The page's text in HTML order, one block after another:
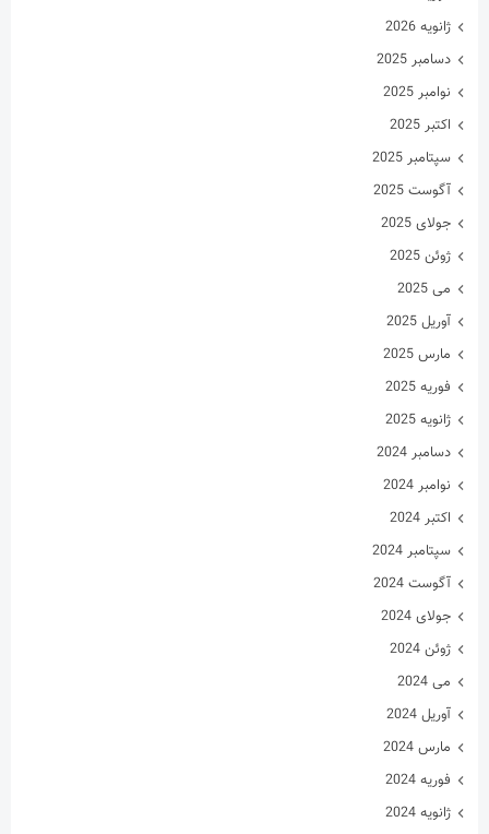
ژانویه 2026
دسامبر 2025
نوامبر 2025
اکتبر 2025
سپتامبر 2025
آگوست 2025
جولای 2025
ژوئن 2025
می 2025
آوریل 2025
مارس 2025
فوریه 2025
ژانویه 2025
دسامبر 2024
نوامبر 2024
اکتبر 2024
سپتامبر 2024
آگوست 2024
جولای 2024
ژوئن 2024
می 2024
آوریل 2024
مارس 2024
فوریه 2024
ژانویه 2024